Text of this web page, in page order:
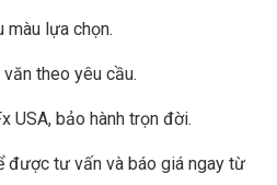
màu lựa chọn.
theo yêu cầu.
USA, bảo hành trọn đời.
được tư vấn và báo giá ngay từ